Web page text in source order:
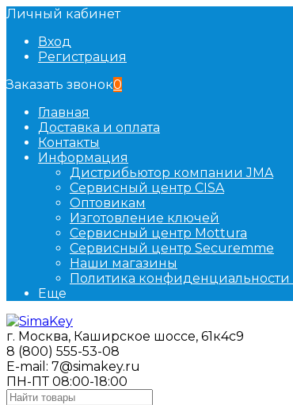
Личный кабинет
Вход
Регистрация
Заказать звонок0
Главная
Доставка и оплата
Контакты
Информация
Дистрибьютор компании JMA
Сервисный центр CISA
Оптовикам
Изготовление ключей
Сервисный центр Mottura
Сервисный центр Securemme
Наши магазины
Политика
Еще
г. Москва, Каширское шоссе, 61к4с9
8 (800) 555-53-08
E-mail: 7@simakey.ru
ПН-ПТ 08:00-18:00